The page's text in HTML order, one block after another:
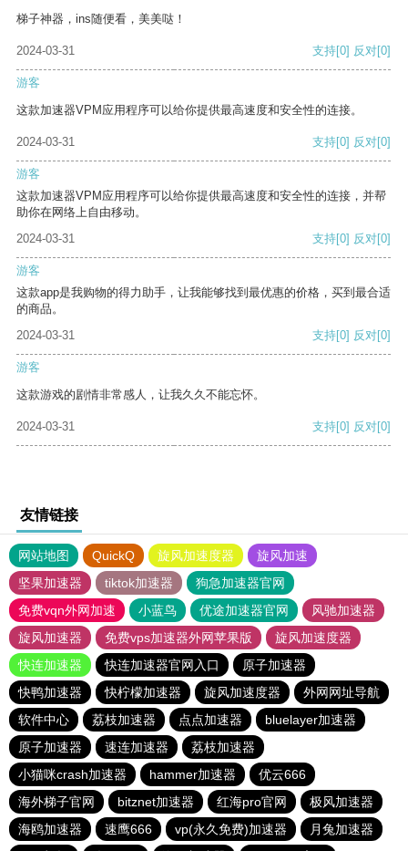
梯子神器，ins随便看，美美哒！
2024-03-31 支持[0] 反对[0]
游客
这款加速器VPM应用程序可以给你提供最高速度和安全性的连接。
2024-03-31 支持[0] 反对[0]
游客
这款加速器VPM应用程序可以给你提供最高速度和安全性的连接，并帮
助你在网络上自由移动。
2024-03-31
支持[0] 反对[0]
游客
这款app是我购物的得力助手，让我能够找到最优惠的价格，买到最合适
的商品。
2024-03-31
支持[0] 反对[0]
游客
这款游戏的剧情非常感人，让我久久不能忘怀。
2024-03-31 支持[0] 反对[0]
友情链接
网站地图 QuickQ 旋风加速度器
旋风加速
坚果加速器
tiktok加速器
狗急加速器官网
免费vqn外网加速
小蓝鸟 优途加速器官网
风驰加速器
旋风加速器
免费vps加速器外网苹果版
旋风加速度器
快连加速器
快连加速器官网入口
原子加速器
快鸭加速器
快柠檬加速器 旋风加速度器
外网网址导航
软件中心
荔枝加速器 点点加速器
bluelayer加速器
原子加速器
速连加速器
荔枝加速器
小猫咪crash加速器
hammer加速器
优云666
海外梯子官网
bitznet加速器 红海pro官网
极风加速器
海鸥加速器
速鹰666 vp(永久免费)加速器
月兔加速器